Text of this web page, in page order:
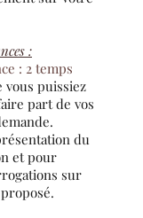
:
: 2 temps
vous puissiez
part de vos
du
et pour
sur